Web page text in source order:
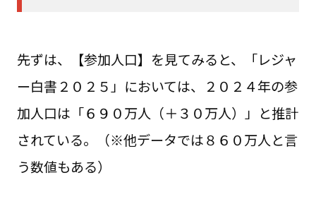
先ずは、【参加人口】を見てみると、「レジャ
ー白書２０２５」においては、２０２４年の参
加人口は「６９０万人（＋３０万人）」と推計
されている。（※他データでは８６０万人と言
う数値もある）